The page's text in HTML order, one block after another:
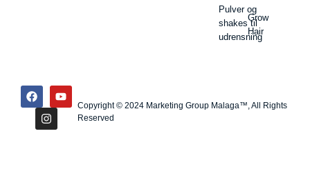
Pulver og
shakes til
udrensning
Grow
Hair
Copyright © 2024 Marketing Group Malaga™, All Rights
Reserved